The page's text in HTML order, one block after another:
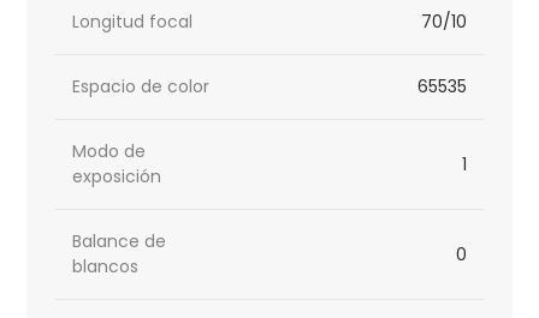
Longitud focal 70/10
Espacio de color 65535
Modo de
exposición
1
Balance de
blancos
0